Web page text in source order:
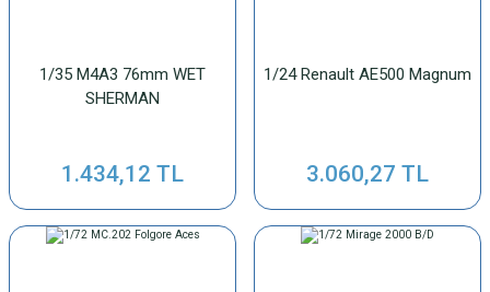
1/35 M4A3 76mm WET
SHERMAN
1.434,12 TL
1/24 Renault AE500 Magnum
3.060,27 TL